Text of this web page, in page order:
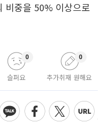
비중을 50% 이상으로
슬퍼요
0
추가취재 원해요
0